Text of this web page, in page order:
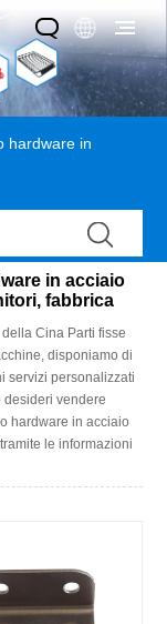
hardware in
in acciaio
fabbrica
Cina Parti fisse
disponiamo di
servizi personalizzati
vendere
hardware in acciaio
le informazioni